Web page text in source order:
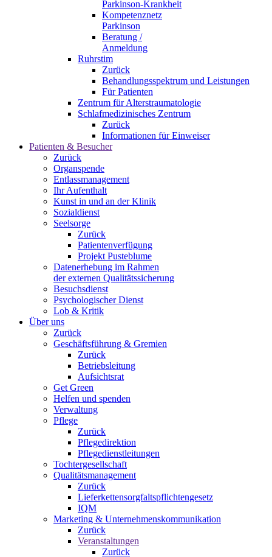
Parkinson-Krankheit
Kompetenznetz
Parkinson
Beratung /
Anmeldung
Ruhrstim
Zurück
Behandlungsspektrum und Leistungen
Für Patienten
Zentrum für Alterstraumatologie
Schlafmedizinisches Zentrum
Zurück
Informationen für Einweiser
Patienten & Besucher
Zurück
Organspende
Entlassmanagement
Ihr Aufenthalt
Kunst in und an der Klinik
Sozialdienst
Seelsorge
Zurück
Patientenverfügung
Projekt Pusteblume
Datenerhebung im Rahmen
der externen Qualitätssicherung
Besuchsdienst
Psychologischer Dienst
Lob & Kritik
Über uns
Zurück
Geschäftsführung & Gremien
Zurück
Betriebsleitung
Aufsichtsrat
Get Green
Helfen und spenden
Verwaltung
Pflege
Zurück
Pflegedirektion
Pflegedienstleitungen
Tochtergesellschaft
Qualitätsmanagement
Zurück
Lieferkettensorgfaltspflichtengesetz
IQM
Marketing & Unternehmenskommunikation
Zurück
Veranstaltungen
Zurück